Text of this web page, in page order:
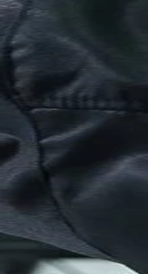
Bremen